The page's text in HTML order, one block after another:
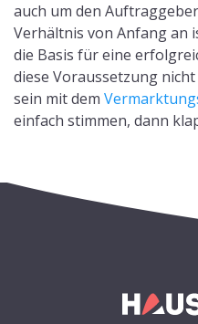
auch um den
Verhältnis von Anfang an
die Basis für eine
diese Voraussetzung
sein mit dem
einfach stimmen, dann